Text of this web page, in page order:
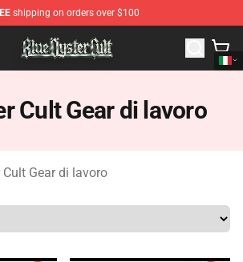
shipping on orders over $100
Store - Official Blue Öyster Cult
Cult Gear di lavoro
Cult Gear di lavoro